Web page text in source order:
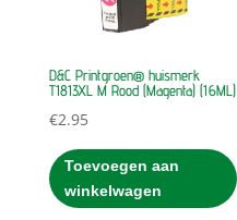
D&C Printgroen® huismerk
T1813XL M Rood (Magenta) (16ML)
€2.95
Toevoegen aan
winkelwagen